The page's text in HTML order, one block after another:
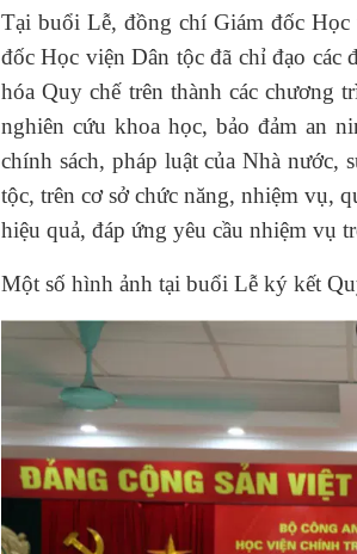
Tại buổi Lễ, đồng chí Giám đốc
đốc Học viện Dân tộc đã chỉ đạo
hóa Quy chế trên thành các chương
nghiên cứu khoa học, bảo đảm an
chính sách, pháp luật của Nhà nước,
tộc, trên cơ sở chức năng, nhiệm vụ,
hiệu quả, đáp ứng yêu cầu nhiệm vụ
Một số hình ảnh tại buổi Lễ ký kết